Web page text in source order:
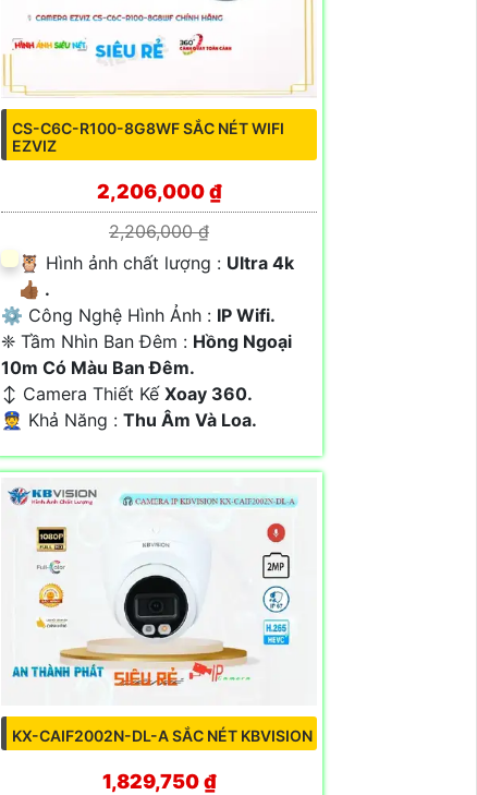
CS-C6C-R100-8G8WF SẮC NÉT WIFI
EZVIZ
2,206,000 ₫
2,206,000 ₫
🦉 Hình ảnh chất lượng : Ultra 4k
👍🏾 .
⚙ Công Nghệ Hình Ảnh : IP Wifi.
❈ Tầm Nhìn Ban Đêm : Hồng Ngoại
10m Có Màu Ban Ðêm.
↕️ Camera Thiết Kế Xoay 360.
️👮 Khả Năng : Thu Âm Và Loa.
KX-CAIF2002N-DL-A SẮC NÉT KBVISION
1,829,750 ₫